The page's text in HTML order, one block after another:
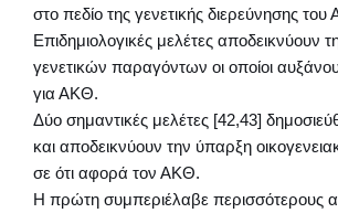
στο πεδίο της γενετικής διερεύνησης
Επιδημιολογικές μελέτες αποδεικνύουν
γενετικών παραγόντων οι οποίοι
για ΑΚΘ.
Δύο σημαντικές μελέτες [42,43]
και αποδεικνύουν την ύπαρξη
σε ότι αφορά τον ΑΚΘ.
Η πρώτη συμπεριέλαβε περισσότερους